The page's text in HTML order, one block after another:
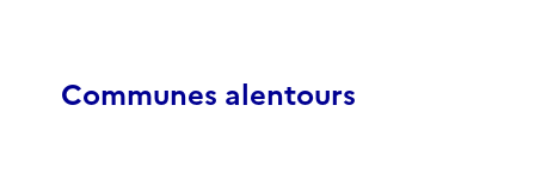
Communes alentours